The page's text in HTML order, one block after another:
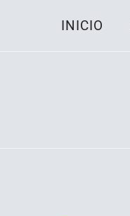
INICIO